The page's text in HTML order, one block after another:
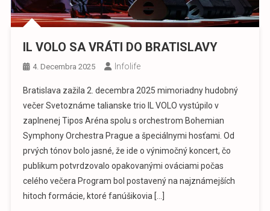
IL VOLO SA VRÁTI DO BRATISLAVY
4. Decembra 2025 Infolife
Bratislava zažila 2. decembra 2025 mimoriadny hudobný
večer Svetoznáme talianske trio IL VOLO vystúpilo v
zaplnenej Tipos Aréna spolu s orchestrom Bohemian
Symphony Orchestra Prague a špeciálnymi hosťami. Od
prvých tónov bolo jasné, že ide o výnimočný koncert, čo
publikum potvrdzovalo opakovanými ováciami počas
celého večera Program bol postavený na najznámejších
hitoch formácie, ktoré fanúšikovia […]